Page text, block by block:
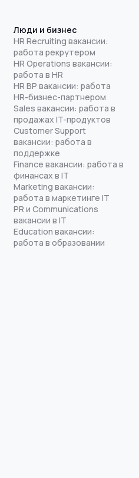
Люди и бизнес
HR Recruiting вакансии:
работа рекрутером
HR Operations вакансии:
работа в HR
HR BP вакансии: работа
HR-бизнес-партнером
Sales вакансии: работа в
продажах IT-продуктов
Customer Support
вакансии: работа в
поддержке
Finance вакансии: работа в
финансах в IT
Marketing вакансии:
работа в маркетинге IT
PR и Communications
вакансии в IT
Education вакансии:
работа в образовании